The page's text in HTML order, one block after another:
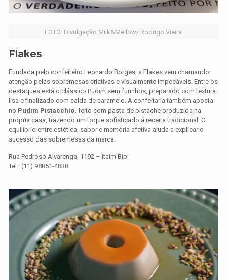
FOTO: Divulgação Milk&Mellow/ Rodrigo Vieira
Flakes
Fundada pelo confeiteiro Leonardo Borges, a Flakes vem chamando
atenção pelas sobremesas criativas e visualmente impecáveis. Entre os
destaques está o clássico Pudim sem furinhos, preparado com textura
lisa e finalizado com calda de caramelo. A confeitaria também aposta
no Pudim Pistacchio, feito com pasta de pistache produzida na
própria casa, trazendo um toque sofisticado à receita tradicional. O
equilíbrio entre estética, sabor e memória afetiva ajuda a explicar o
sucesso das sobremesas da marca.
Rua Pedroso Alvarenga, 1192 – Itaim Bibi
Tel.: (11) 98851-4838